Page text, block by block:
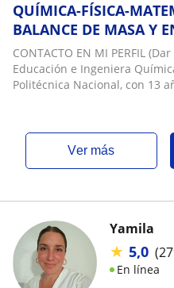
QUÍMICA-FÍSICA-
BALANCE DE MASA Y
CONTACTO EN MI PERFIL
Educación e Ingeniera
Politécnica Nacional, con 13
ver más
Yamila
★ 5,0
En línea